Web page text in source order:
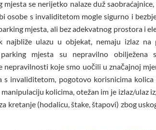
se nerijetko nalaze duž
osobe s invaliditetom mogle sigurno i
mjesta, ali bez adekvatnog prostora i
najbliže ulazu u objekat, nemaju izlaz na
mjesta su nepravilno obilježena
nepravilnosti koje smo uočili u značajnoj
s invaliditetom, pogotovo korisnicima
kolicima, otežan im je izlaz/ulaz
kretanje (hodalicu, štake, štapovi) zbog